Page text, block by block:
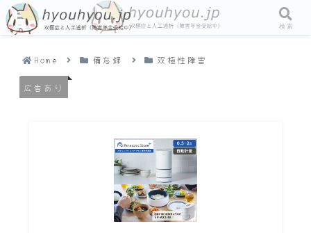
Home 備忘録 双極性障害
広告あり
メニュー 検索